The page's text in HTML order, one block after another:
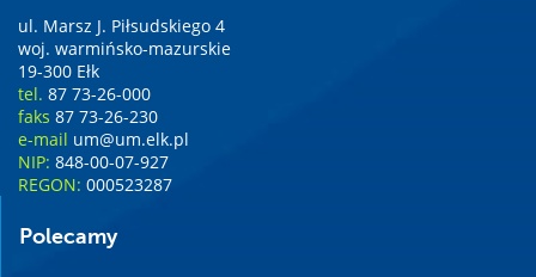
ul. Marsz J. Piłsudskiego 4
woj. warmińsko-mazurskie
19-300 Ełk
tel. 87 73-26-000
faks 87 73-26-230
e-mail um@um.elk.pl
NIP: 848-00-07-927
REGON: 000523287
Polecamy